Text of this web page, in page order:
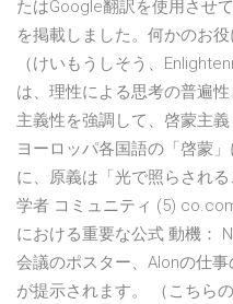
たはGoogle翻訳を使用させ
を掲載しました。何かのお
（けいもうしそう、
は、理性による思考の普遍
主義性を強調して、啓蒙主
ヨーロッパ各国語の「啓蒙
に、原義は「光で照らされ
学者 コミュニティ (5)
における重要な公式 動機：
会議のポスター、Alonの仕
が提示されます。 （こちら